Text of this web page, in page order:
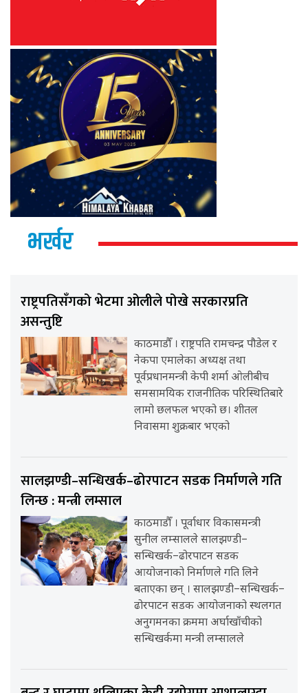
भर्खर
राष्ट्रपतिसँगको भेटमा ओलीले पोखे सरकारप्रति
असन्तुष्टि
काठमाडौँ । राष्ट्रपति रामचन्द्र पौडेल र
नेकपा एमालेका अध्यक्ष तथा
पूर्वप्रधानमन्त्री केपी शर्मा ओलीबीच
समसामयिक राजनीतिक परिस्थितिबारे
लामो छलफल भएको छ। शीतल
निवासमा शुक्रबार भएको
सालझण्डी–सन्धिखर्क–ढोरपाटन सडक निर्माणले गति
लिन्छ : मन्त्री लम्साल
काठमाडौँ । पूर्वाधार विकासमन्त्री
सुनील लम्सालले सालझण्डी–
सन्धिखर्क–ढोरपाटन सडक
आयोजनाको निर्माणले गति लिने
बताएका छन् । सालझण्डी–सन्धिखर्क–
ढोरपाटन सडक आयोजनाको स्थलगत
अनुगमनका क्रममा अर्घाखाँचीको
सन्धिखर्कमा मन्त्री लम्सालले